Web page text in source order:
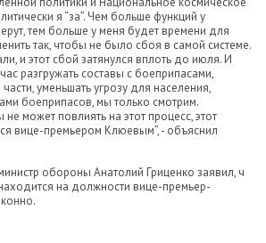
я “за”. Чем больше функций у
тем больше у меня будет времени для
так, чтобы не было сбоя в самой системе.
и этот сбой затянулся вплоть до июля. И
разгружать составы с боеприпасами,
уменьшать угрозу для населения,
боеприпасов, мы только смотрим.
может повлиять на этот процесс, этот
вице-премьером Клюевым”, - объяснил
обороны Анатолий Гриценко заявил, ч
на должности вице-премьер-